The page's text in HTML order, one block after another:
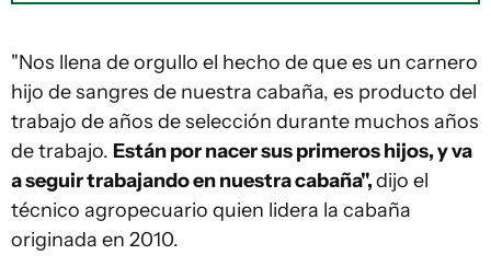
"Nos llena de orgullo el hecho de que es un carnero
hijo de sangres de nuestra cabaña, es producto del
trabajo de años de selección durante muchos años
de trabajo. Están por nacer sus primeros hijos, y va
a seguir trabajando en nuestra cabaña",dijo el
técnico agropecuario quien lidera la cabaña
originada en 2010.